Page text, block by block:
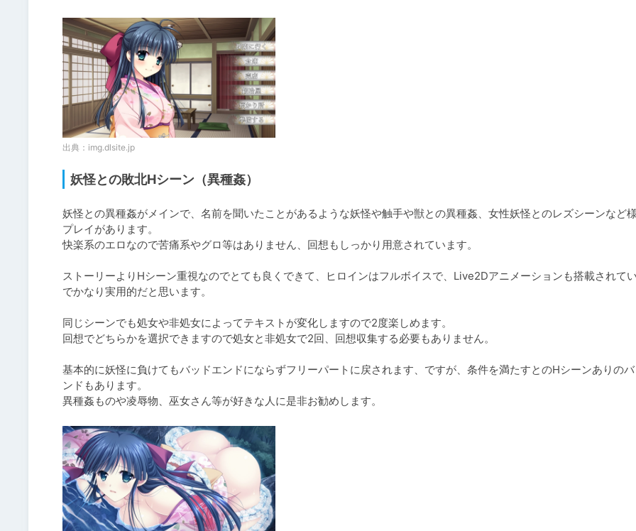
出典： img.dlsite.jp
妖怪との敗北Hシーン（異種姦）
妖怪との異種姦がメインで、名前を聞いたことがあるような妖怪や触手や獣との異種姦、女性妖怪とのレズシーンなど
プレイがあります。
快楽系のエロなので苦痛系やグロ等はありません、回想もしっかり用意されています。
ストーリーよりHシーン重視なのでとても良くできて、ヒロインはフルボイスで、Live2Dアニメーションも搭載されて
でかなり実用的だと思います。
同じシーンでも処女や非処女によってテキストが変化しますので2度楽しめます。
回想でどちらかを選択できますので処女と非処女で2回、回想収集する必要もありません。
基本的に妖怪に負けてもバッドエンドにならずフリーパートに戻されます、ですが、条件を満たすとのHシーンありの
ンドもあります。
異種姦ものや凌辱物、巫女さん等が好きな人に是非お勧めします。